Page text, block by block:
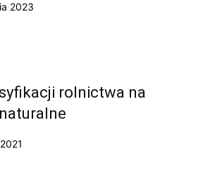
2023
rolnictwa na